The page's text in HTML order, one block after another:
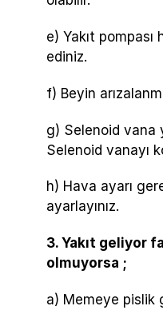
e) Yakıt
ediniz.
f) Beyin
g) Selenoid vana
Selenoid vanayı
h) Hava ayarı
ayarlayınız.
3. Yakıt geliyor
olmuyorsa ;
a) Memeye pislik